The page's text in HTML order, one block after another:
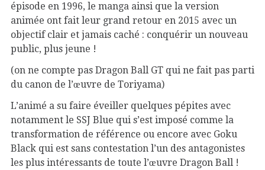
épisode en 1996, le manga ainsi que la version
animée ont fait leur grand retour en 2015 avec un
objectif clair et jamais caché : conquérir un nouveau
public, plus jeune !
(on ne compte pas Dragon Ball GT qui ne fait pas parti
du canon de l’œuvre de Toriyama)
L’animé a su faire éveiller quelques pépites avec
notamment le SSJ Blue qui s’est imposé comme la
transformation de référence ou encore avec Goku
Black qui est sans contestation l’un des antagonistes
les plus intéressants de toute l’œuvre Dragon Ball !